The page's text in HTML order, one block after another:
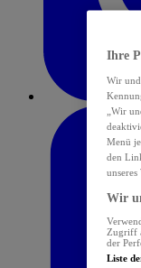
Ihre
Wir
„Wir
Menü
den
Wir
Zugriff
der
Liste